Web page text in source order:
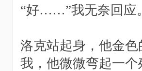
“好……”我无奈回应
洛克站起身，他金
我，他微微弯起一